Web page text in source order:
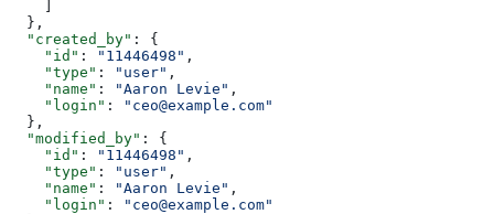
  },
  "created_by"
: {
    "id"
: "11446498" ,
    "type"
: "user" ,
    "name"
: "Aaron Levie" ,
    "login"
:
"ceo@example.com"
  },
  "modified_by"
: {
    "id"
: "11446498" ,
    "type"
: "user" ,
    "name"
: "Aaron Levie" ,
    "login"
:
"ceo@example.com"